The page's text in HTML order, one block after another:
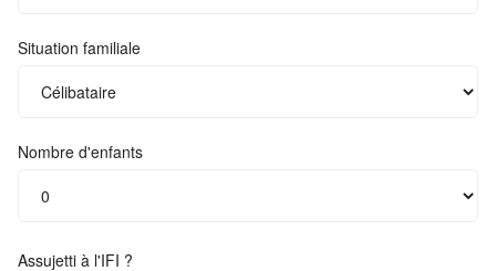
Situation familiale
Nombre d'enfants
Assujetti à l'IFI ?